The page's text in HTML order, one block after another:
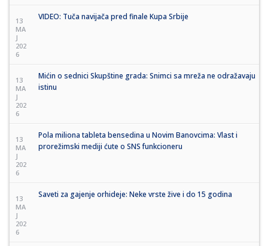
13
MA
J
202
6
VIDEO: Tuča navijača pred finale Kupa Srbije
13
MA
J
202
6
Mićin o sednici Skupštine grada: Snimci sa mreža ne odražavaju
istinu
13
MA
J
202
6
Pola miliona tableta bensedina u Novim Banovcima: Vlast i
prorežimski mediji ćute o SNS funkcioneru
13
MA
J
202
6
Saveti za gajenje orhideje: Neke vrste žive i do 15 godina